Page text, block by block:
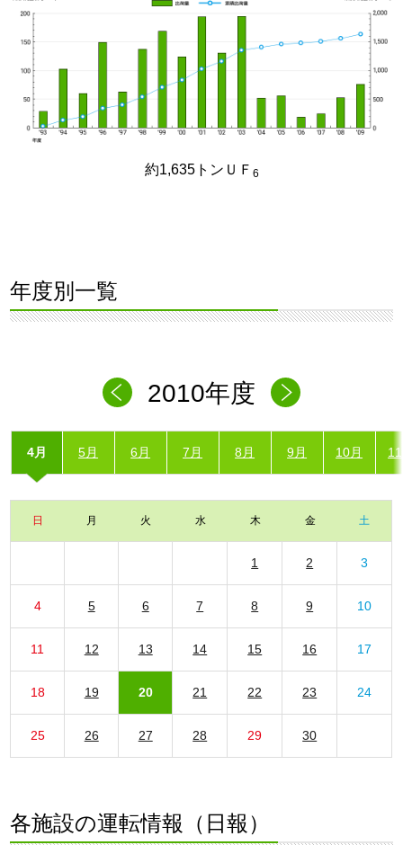
約1,635トンＵＦ 6
年度別一覧
2010年度
4月 5月 6月 7月 8月 9月 10月
日 月 火 水 木 金 土
1 2 3
4 5 6 7 8 9 10
11 12 13 14 15 16 17
18 19 20 21 22 23 24
25 26 27 28 29 30
各施設の運転情報（日報）